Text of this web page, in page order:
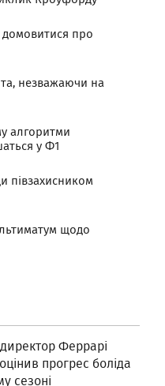
про
незважаючи на
алгоритми
у Ф1
півзахисником
щодо
Феррарі
прогрес боліда
сезоні